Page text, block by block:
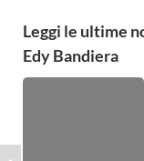
Leggi le ultime
Edy Bandiera